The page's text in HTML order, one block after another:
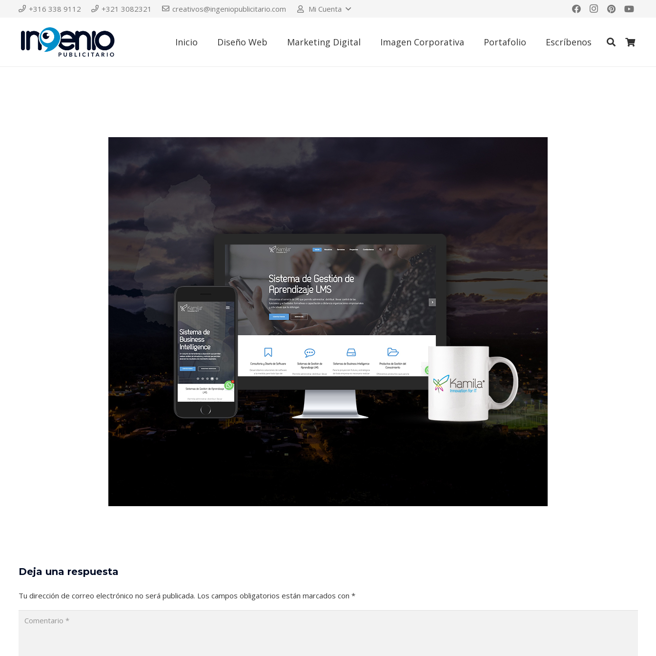
+316 338 9112 +321 3082321 creativos@ingeniopublicitario.com Mi Cuenta
Inicio Diseño Web Marketing Digital Imagen Corporativa Portafolio Escríbenos
Deja una respuesta
Tu dirección de correo electrónico no será publicada. Los campos obligatorios están marcados con *